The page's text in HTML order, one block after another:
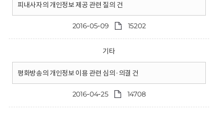
피내사자의 개인정보 제공 관련 질의 건
2016-05-09 15202
기타
평화방송의 개인정보 이용 관련 심의·의결 건
2016-04-25 14708